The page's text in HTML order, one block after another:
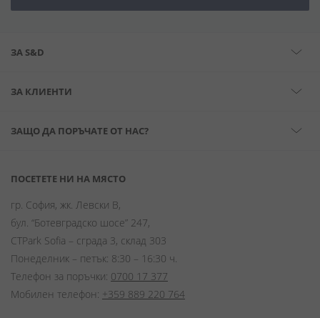
ЗА S&D
ЗА КЛИЕНТИ
ЗАЩО ДА ПОРЪЧАТЕ ОТ НАС?
ПОСЕТЕТЕ НИ НА МЯСТО
гр. София, жк. Левски В,
бул. “Ботевградско шосе” 247,
CTPark Sofia – сграда 3, склад 303
Понеделник – петък: 8:30 – 16:30 ч.
Телефон за поръчки: 0700 17 377
Мобилен телефон: +359 889 220 764